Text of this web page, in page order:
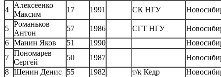
4
Алексеенко
Максим
17 1991 СК НГУ
5
Романьков
Антон
57 1986 СГТ НГУ
6 Манин Яков 51 1990
7
Пономарев
Сергей
50 1987
8 Шенин Денис 55 1982 т/к Кедр